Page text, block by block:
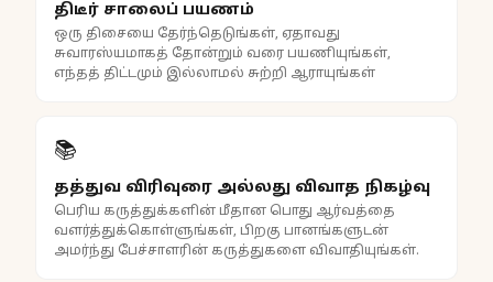
திடீர் சாலைப் பயணம்
ஒரு திசையை தேர்ந்தெடுங்கள், ஏதாவது
சுவாரஸ்யமாகத் தோன்றும் வரை பயணியுங்கள்,
எந்தத் திட்டமும் இல்லாமல் சுற்றி ஆராயுங்கள்
📚
தத்துவ விரிவுரை அல்லது விவாத நிகழ்வு
பெரிய கருத்துக்களின் மீதான பொது ஆர்வத்தை
வளர்த்துக்கொள்ளுங்கள், பிறகு பானங்களுடன்
அமர்ந்து பேச்சாளரின் கருத்துகளை விவாதியுங்கள்.